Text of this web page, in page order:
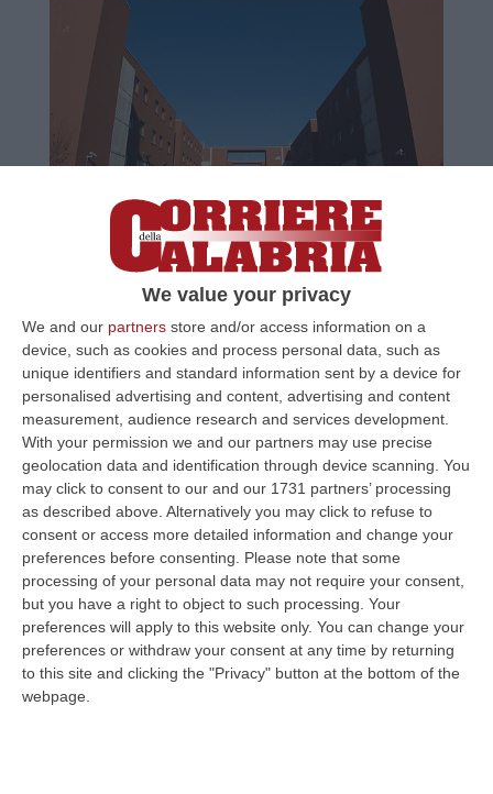
We value your privacy
We and our partners store and/or access information on a
device, such as cookies and process personal data, such as
unique identifiers and standard information sent by a device for
personalised advertising and content, advertising and content
measurement, audience research and services development.
With your permission we and our partners may use precise
geolocation data and identification through device scanning. You
may click to consent to our and our 1731 partners’ processing
as described above. Alternatively you may click to refuse to
consent or access more detailed information and change your
preferences before consenting.
Please note that some
processing of your personal data may not require your consent,
but you have a right to object to such processing. Your
preferences will apply to this website only. You can change your
preferences or withdraw your consent at any time by returning
to this site and clicking the "Privacy" button at the bottom of the
webpage.
La politica che premia (e punisce) le
associazioni universitarie
La comunità dell’UniCal dà fiducia ai
candidati di Rèf al cui interno convivono le
anime dei Giovani democratici e di Fratelli
d’Italia. #Noi strapp…
Pubblicato il: 16/05/19 – 19:36